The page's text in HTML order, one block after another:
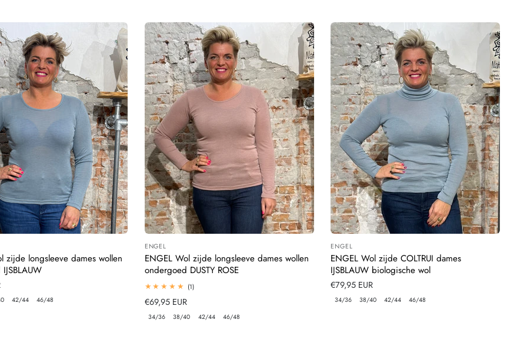
zijde longsleeve dames wollen
42/44 46/48
Leverancier:
ENGEL
ENGEL Wol zijde longsleeve dames wollen
ondergoed DUSTY ROSE
(1)1
Normale
prijs
€69,95 EUR
34/36 38/40 42/44 46/48
Leverancier:
ENGEL
ENGEL Wol zijde COLTRUI dames
IJSBLAUW biologische wol
Normale
prijs
€79,95 EUR
34/36 38/40 42/44 46/48